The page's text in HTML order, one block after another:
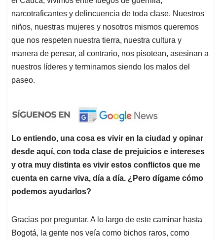
narcotraficantes y delincuencia de toda clase. Nuestros
niños, nuestras mujeres y nosotros mismos queremos
que nos respeten nuestra tierra, nuestra cultura y
manera de pensar, al contrario, nos pisotean, asesinan a
nuestros líderes y terminamos siendo los malos del
paseo.
Lo entiendo, una cosa es vivir en la ciudad y opinar
desde aquí, con toda clase de prejuicios e intereses
y otra muy distinta es vivir estos conflictos que me
cuenta en carne viva, día a día. ¿Pero dígame cómo
podemos ayudarlos?
Gracias por preguntar. A lo largo de este caminar hasta
Bogotá, la gente nos veía como bichos raros, como